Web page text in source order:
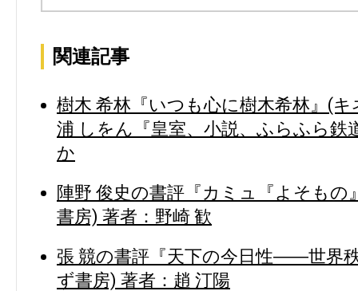
関連記事
樹木 希林『いつも心に樹木希林』(
浦 しをん『皇室、小説、ふらふら鉄
か
陣野 俊史の書評『カミュ『よそも
書房) 著者：野崎 歓
張 競の書評『天下の今日性――世界
ず書房) 著者：趙 汀陽